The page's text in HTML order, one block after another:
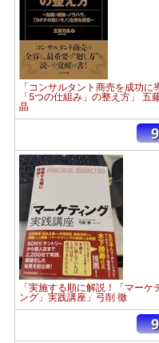
「コンサルタント商売を成功に
「5つの仕組み」の整え方」 五
晶
「実施する順に解説！「マーケ
ング」実践講座」弓削 徹